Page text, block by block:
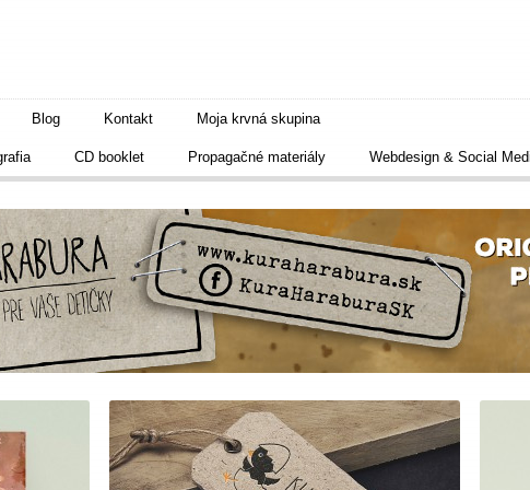
Blog Kontakt Moja krvná skupina
CD booklet Propagačné materiály Webdesign & Social